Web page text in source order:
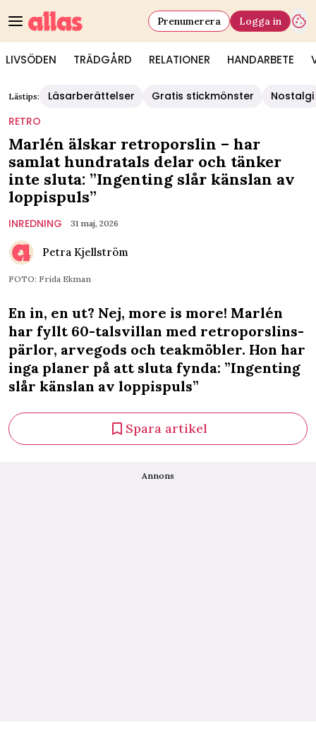
LIVSÖDEN TRÄDGÅRD RELATIONER HANDARBETE
Prenumerera Logga in
Lästips: Läsarberättelser Gratis stickmönster
Nostalgi
RETRO
Marlén älskar retroporslin – har
samlat hundratals delar och tänker
inte sluta: ”Ingenting slår känslan av
loppispuls”
INREDNING 31 maj, 2026
Petra Kjellström
FOTO: Frida Ekman
En in, en ut? Nej, more is more! Marlén
har fyllt 60-talsvillan med retroporslins-
pärlor, arvegods och teakmöbler. Hon har
inga planer på att sluta fynda: ”Ingenting
slår känslan av loppispuls”
Spara artikel
Annons